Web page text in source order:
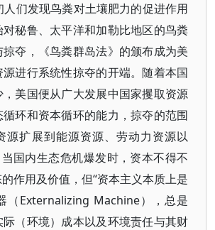
们发现鸟粪对土壤肥力的促进作用
秘鲁、太平洋和加勒比地区的鸟粪
夺，《鸟粪群岛法》的颁布成为美
进行系统性掠夺的开端。随着本国
美国便从广大发展中国家攫取资源
环和资本循环的能力，掠夺的范围
源扩展到能源资源、劳动力资源以
当国内生态危机爆发时，资本不得不
作用及价值，但“资本主义本质上是
（Externalizing Machine），总是
（环境）成本以及环境责任与其财